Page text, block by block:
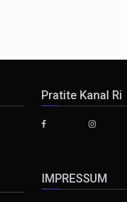
Pratite Kanal Ri
IMPRESSUM